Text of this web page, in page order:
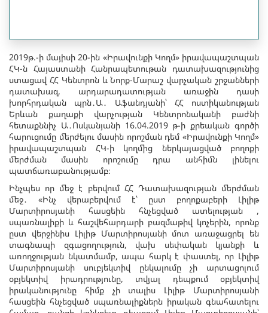
2019թ.-ի մայիսի 20-ին «Իրավունքի Կողմ» իրավապաշտպան
ՀԿ-ն Հայաստանի Հանրապետութան դատախազությունից
ստացավ ՀՀ Կենտրոն և Նորք-Մարաշ վարչական շրջանների
դատախազ, արդարադատության առաջին դասի
խորհրդական պրն․Ա․ Աֆանդյանի՝ ՀՀ ոստիկանության
Երևան քաղաքի վարչության Կենտրոնականի բաժնի
հետաքննիչ Ա․Ոսկանյանի 16.04.2019 թ-ի քրեական գործի
հարուցումը մերժելու մասին որոշման դեմ «Իրավունքի Կողմ»
իրավապաշտպան ՀԿ-ի կողմից ներկայացված բողոքի
մերժման մասին որոշումը դրա անհիմն լինելու
պատճառաբանությամբ։
Ինչպես որ մեջ է բերվում ՀՀ Դատախազության մերժման
մեջ․ «Ինչ վերաբերվում է՝ ըստ բողոքաբերի Լիլիթ
Մարտիրոսյանի հասցեին հնչեցված ատելության ,
սպառնալիքի և հաշվեհարդարի բազմաթիվ կոչերին, որոնք
ըստ վերջինիս Լիլիթ Մարտիրոսյանի մոտ առաջացրել են
տագնապի զգացողություն, վախ սեփական կյանքի և
առողջության նկատմամբ, ապա հարկ է փաստել, որ Լիլիթ
Մարտիրոսյանի սուբյեկտիվ ընկալումը չի արտացոլում
օբյեկտիվ իրադրությունը, տվյալ դեպքում օբյեկտիվ
իրականությունը հիմք չի տալիս Լիլիթ Մարտիրոսյանի
հասցեին հնչեցված սպառնալիքներն իրական գնահատելու